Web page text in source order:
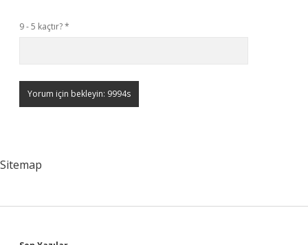
9 - 5 kaçtır?*
Sitemap